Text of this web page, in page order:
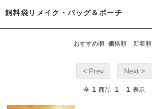
飼料袋リメイク・バッグ＆ポーチ
おすすめ順 価格順 新着順
< Prev Next >
全 1 商品 1 - 1 表示